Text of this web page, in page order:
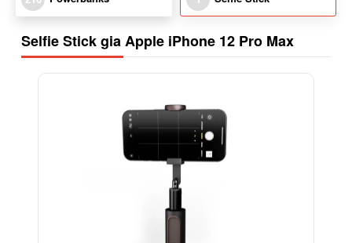
Selfie Stick gia Apple iPhone 12 Pro Max